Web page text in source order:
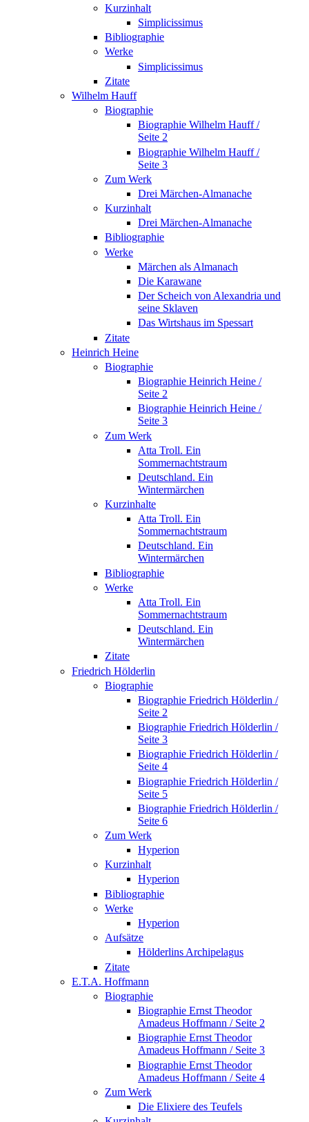
Kurzinhalt
Simplicissimus
Bibliographie
Werke
Simplicissimus
Zitate
Wilhelm Hauff
Biographie
Biographie Wilhelm Hauff /
Seite 2
Biographie Wilhelm Hauff /
Seite 3
Zum Werk
Drei Märchen-Almanache
Kurzinhalt
Drei Märchen-Almanache
Bibliographie
Werke
Märchen als Almanach
Die Karawane
Der Scheich von Alexandria und
seine Sklaven
Das Wirtshaus im Spessart
Zitate
Heinrich Heine
Biographie
Biographie Heinrich Heine /
Seite 2
Biographie Heinrich Heine /
Seite 3
Zum Werk
Atta Troll. Ein
Sommernachtstraum
Deutschland. Ein
Wintermärchen
Kurzinhalte
Atta Troll. Ein
Sommernachtstraum
Deutschland. Ein
Wintermärchen
Bibliographie
Werke
Atta Troll. Ein
Sommernachtstraum
Deutschland. Ein
Wintermärchen
Zitate
Friedrich Hölderlin
Biographie
Biographie Friedrich Hölderlin /
Seite 2
Biographie Friedrich Hölderlin /
Seite 3
Biographie Friedrich Hölderlin /
Seite 4
Biographie Friedrich Hölderlin /
Seite 5
Biographie Friedrich Hölderlin /
Seite 6
Zum Werk
Hyperion
Kurzinhalt
Hyperion
Bibliographie
Werke
Hyperion
Aufsätze
Hölderlins Archipelagus
Zitate
E.T.A. Hoffmann
Biographie
Biographie Ernst Theodor
Amadeus Hoffmann / Seite 2
Biographie Ernst Theodor
Amadeus Hoffmann / Seite 3
Biographie Ernst Theodor
Amadeus Hoffmann / Seite 4
Zum Werk
Die Elixiere des Teufels